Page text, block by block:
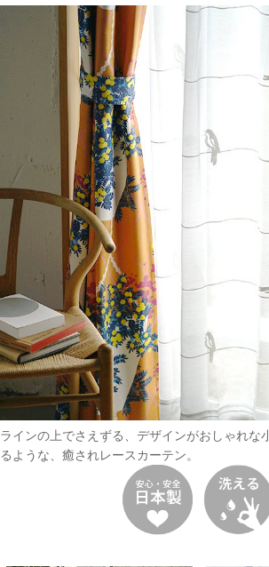
ラインの上でさえずる、デザインがおしゃれな
るような、癒されレースカーテン。